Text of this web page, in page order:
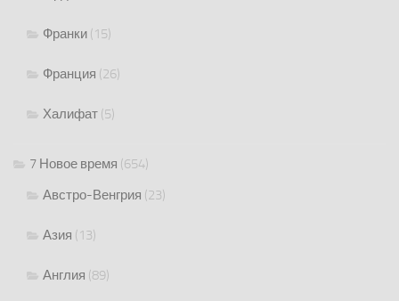
Франки (15)
Франция (26)
Халифат (5)
7 Новое время (654)
Австро-Венгрия (23)
Азия (13)
Англия (89)